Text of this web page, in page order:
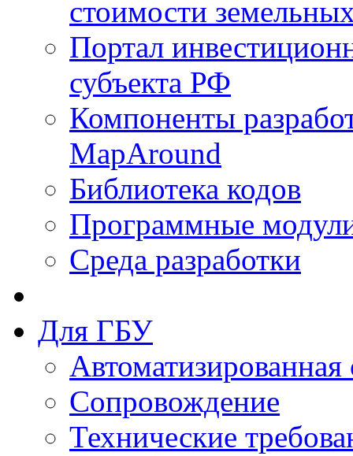
стоимости
Портал
субъекта РФ
Компоненты
MapAround
Библиотека кодов
Программные
Среда разработки
Для ГБУ
Сопровождение
Технические